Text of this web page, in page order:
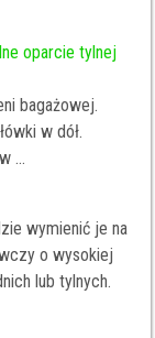
oparcie tylnej
bagażowej.
w dół.
...
wymienić je na
o wysokiej
lub tylnych.